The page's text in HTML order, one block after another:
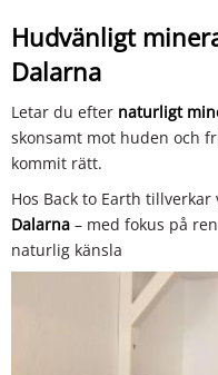
Hudvänligt
Dalarna
Letar du efter naturligt
skonsamt mot huden och
kommit rätt.
Hos Back to Earth tillverkar
Dalarna – med fokus på
naturlig känsla